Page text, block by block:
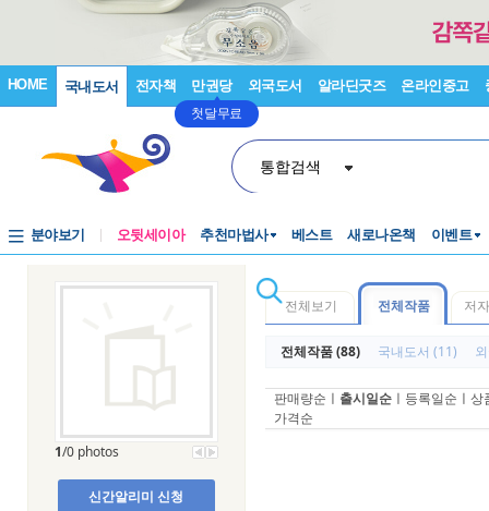
HOME 국내도서 전자책 만권당
첫달무료
외국도서 알라딘굿즈 온라인중고
통합검색
분야보기 오뒷세이아 추천마법사 베스트 새로나온책 이벤트
1/0 photos
신간알리미 신청
전체보기 전체작품 저
전체작품 (88) 국내도서 (11)
판매량순 ㅣ 출시일순 ㅣ 등록일순 ㅣ 상
가격순